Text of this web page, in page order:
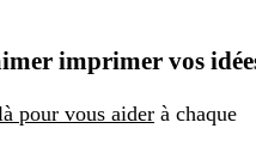
imprimer vos
pour vous aider à chaque